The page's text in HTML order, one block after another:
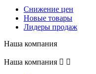
Снижение цен
Новые товары
Лидеры продаж
Наша компания
Наша компания  